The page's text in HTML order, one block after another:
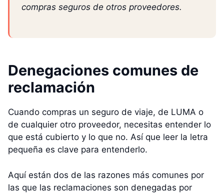
compras seguros de otros proveedores.
Denegaciones comunes de
reclamación
Cuando compras un seguro de viaje, de LUMA o
de cualquier otro proveedor, necesitas entender lo
que está cubierto y lo que no. Así que leer la letra
pequeña es clave para entenderlo.
Aquí están dos de las razones más comunes por
las que las reclamaciones son denegadas por